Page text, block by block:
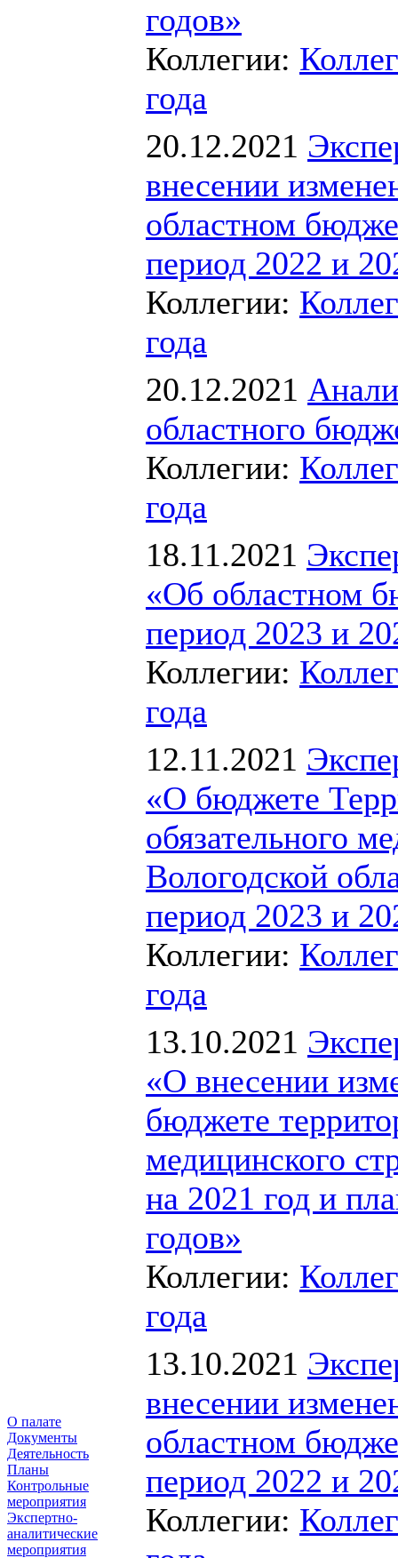
О палате
Документы
Деятельность
Планы
Контрольные
мероприятия
Экспертно-
аналитические
мероприятия
годов»
Коллегии:
года
20.12.2021
внесении
областном
период 2022 и
Коллегии:
года
20.12.2021
областного
Коллегии:
года
18.11.2021
«Об областном
период 2023 и
Коллегии:
года
12.11.2021
«О бюджете
обязательного
Вологодской
период 2023 и
Коллегии:
года
13.10.2021
«О внесении
бюджете
медицинского
на 2021 год и
годов»
Коллегии:
года
13.10.2021
внесении
областном
период 2022 и
Коллегии: